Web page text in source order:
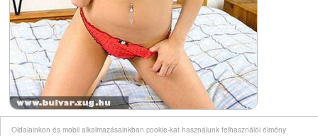
Oldalainkon és mobil alkalmazásainkban cookie-kat használunk felhasználói élmény